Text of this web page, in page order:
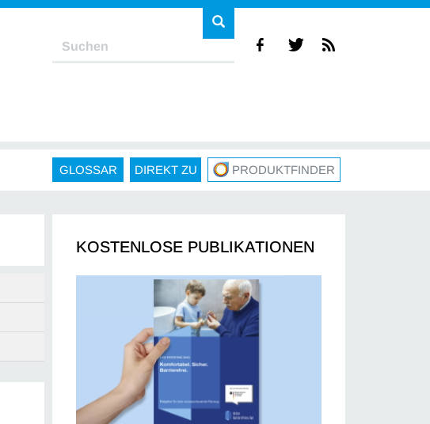
GLOSSAR DIREKT ZU PRODUKTFINDER
KOSTENLOSE PUBLIKATIONEN